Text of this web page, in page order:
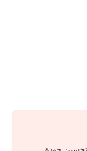
تحسين جودة